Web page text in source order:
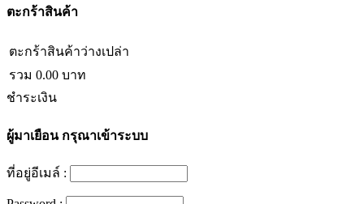
ตะกร้าสินค้า
ตะกร้าสินค้าว่างเปล่า
รวม 0.00 บาท
ชำระเงิน
ผู้มาเยือนกรุณาเข้าระบบ
ที่อยู่อีเมล์ :